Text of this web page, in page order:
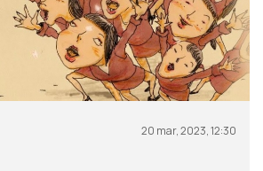
20 mar, 2023, 12:30